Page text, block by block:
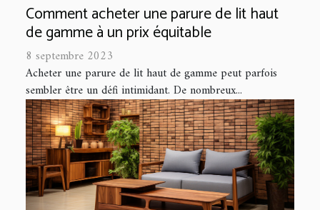
Comment acheter une parure de lit haut
de gamme à un prix équitable
8 septembre 2023
Acheter une parure de lit haut de gamme peut parfois
sembler être un défi intimidant. De nombreux...